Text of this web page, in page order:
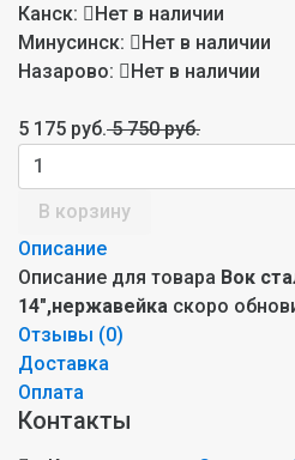
Канск:
Нет в наличии
Минусинск:
Нет в наличии
Назарово:
Нет в наличии
5 175 руб.5 750 руб.
В корзину
Описание
Описание для товара Вок
14",нержавейка скоро
Отзывы (0)
Доставка
Оплата
Контакты